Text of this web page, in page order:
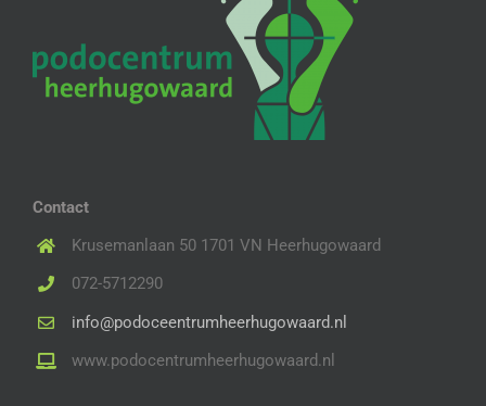
Contact
Krusemanlaan 50 1701 VN Heerhugowaard
072-5712290
info@podoceentrumheerhugowaard.nl
www.podocentrumheerhugowaard.nl